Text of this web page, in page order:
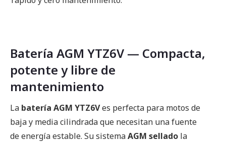
Batería AGM YTZ6V — Compacta,
potente y libre de
mantenimiento
La batería AGM YTZ6Ves perfecta para motos de
baja y media cilindrada que necesitan una fuente
de energía estable. Su sistemaAGM sellado la